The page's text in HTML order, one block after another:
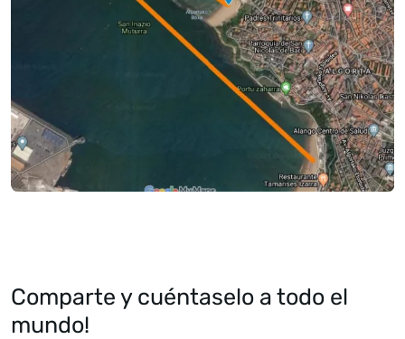
Comparte y cuéntaselo a todo el
mundo!